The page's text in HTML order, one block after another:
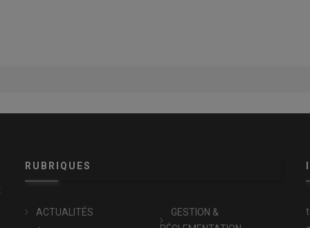
RUBRIQUES
ACTUALITÉS
GESTION &